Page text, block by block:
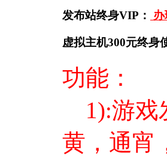
发布站终身VIP：
虚拟主机300元终身
功能：
1):游戏
黄，通宵